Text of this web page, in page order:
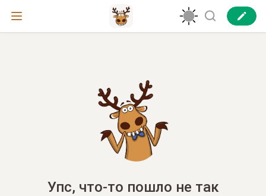
Упс, что-то пошло не так